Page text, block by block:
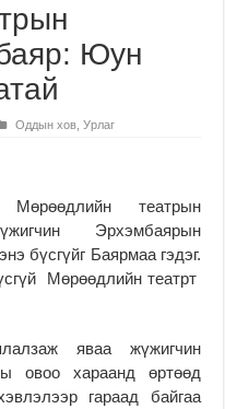
Юун
Оддын хов ,Урлаг
Мөрөөдлийн театрын
Эрхэмбаярын
бүсгүйг Баярмаа гэдэг.
Мөрөөдлийн театрт
яваа жүжигчин
овоо хараанд өртөөд
гараад байгаа